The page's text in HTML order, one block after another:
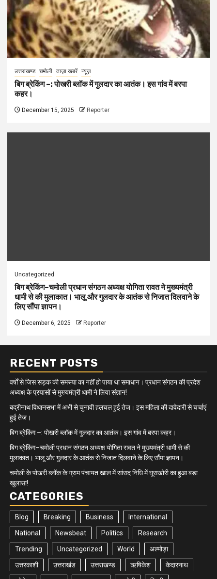
उत्तराखण्ड चमोली ताज़ा ख़बरें न्यूज़
बिग ब्रेकिंग –: पोखरी ब्लॉक में गुलदार का आतंक। इस गांव में बरपा
कहर।
December 15, 2025 Reporter
Uncategorized
बिग ब्रेकिंग–चमोली प्रधान संगठन अध्यक्ष योगिता रावत ने मुख्यमंत्री
धामी से की मुलाकात। भालू और गुलदार के आतंक से निजात दिलवाने के
लिए सौंपा ज्ञापन।
December 6, 2025 Reporter
RECENT POSTS
वर्षों से जिस सड़क की समस्या का नहीं हो पाया था समाधान। प्रधान संगठन की प्रदेश
अध्यक्ष के प्रयासों से मुख्यमंत्री धामी ने लिया संज्ञान!
बद्रीनाथ विधानसभा में अभी से चुनावी हलचल हुई तेज। इस महिला की दावेदारी से चर्चाएं
हुई तेज।
बिग ब्रेकिंग –: पोखरी ब्लॉक में गुलदार का आतंक। इस गांव में बरपा कहर।
बिग ब्रेकिंग–चमोली प्रधान संगठन अध्यक्ष योगिता रावत ने मुख्यमंत्री धामी से की
मुलाकात। भालू और गुलदार के आतंक से निजात दिलवाने के लिए सौंपा ज्ञापन।
चमोली के पोखरी ब्लॉक के ग्राम पंचायत खाल में सांसद निधि में घूसखोरी का हुआ बड़ा
खुलासा!
CATEGORIES
Blog Breaking Business International
National Newsbeat Politics Research
Trending Uncategorized World अल्मोड़ा
उत्तरकाशी उत्तराखंड उत्तराखण्ड ऋषिकेश केदारनाथ